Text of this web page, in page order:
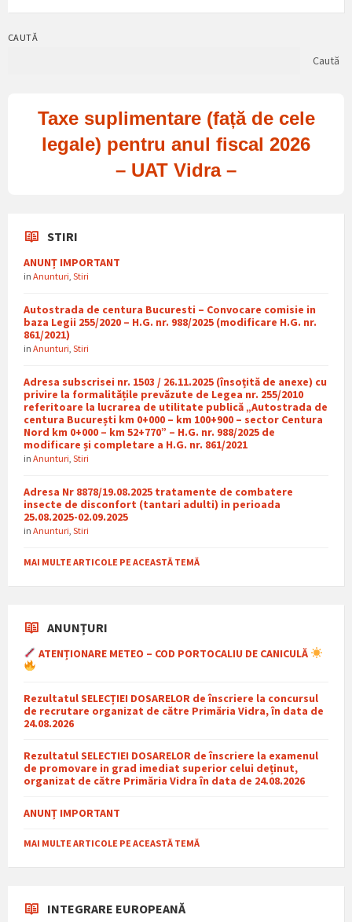
CAUTĂ
Caută
Taxe suplimentare (față de cele
legale) pentru anul fiscal 2026
– UAT Vidra –
STIRI
ANUNȚ IMPORTANT
in Anunturi Stiri
Autostrada de centura Bucuresti – Convocare comisie in
baza Legii 255/2020 – H.G. nr. 988/2025 (modificare H.G. nr.
861/2021)
in Anunturi Stiri
Adresa subscrisei nr. 1503 / 26.11.2025 (însoțită de anexe) cu
privire la formalitățile prevăzute de Legea nr. 255/2010
referitoare la lucrarea de utilitate publică „Autostrada de
centura București km 0+000 – km 100+900 – sector Centura
Nord km 0+000 – km 52+770” – H.G. nr. 988/2025 de
modificare și completare a H.G. nr. 861/2021
in Anunturi Stiri
Adresa Nr 8878/19.08.2025 tratamente de combatere
insecte de disconfort (tantari adulti) in perioada
25.08.2025-02.09.2025
in Anunturi Stiri
MAI MULTE ARTICOLE PE ACEASTĂ TEMĂ
ANUNȚURI
ATENȚIONARE METEO – COD PORTOCALIU DE CANICULĂ
Rezultatul SELECȚIEI DOSARELOR de înscriere la concursul
de recrutare organizat de către Primăria Vidra, în data de
24.08.2026
Rezultatul SELECTIEI DOSARELOR de înscriere la examenul
de promovare in grad imediat superior celui deținut,
organizat de către Primăria Vidra în data de 24.08.2026
ANUNȚ IMPORTANT
MAI MULTE ARTICOLE PE ACEASTĂ TEMĂ
INTEGRARE EUROPEANĂ